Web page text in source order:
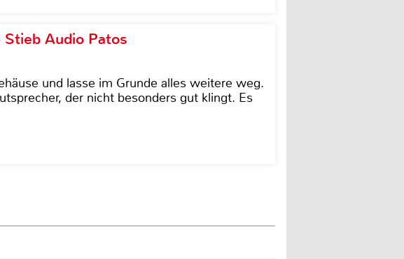
Stieb Audio Patos
und lasse im Grunde alles weitere weg.
der nicht besonders gut klingt. Es